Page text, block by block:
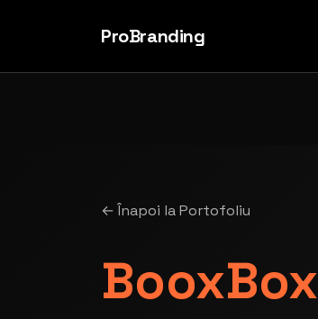
ProBranding
← Înapoi la Portofoliu
BooxBox